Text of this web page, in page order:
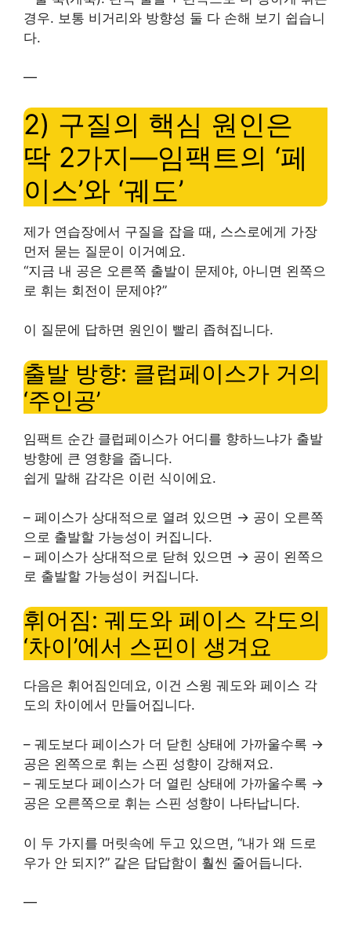
경우. 보통 비거리와 방향성 둘 다 손해 보기 쉽습니
다.
—
2) 구질의 핵심 원인은
딱 2가지—임팩트의 ‘페
이스’와 ‘궤도’
제가 연습장에서 구질을 잡을 때, 스스로에게 가장
먼저 묻는 질문이 이거예요.
“지금 내 공은 오른쪽 출발이 문제야, 아니면 왼쪽으
로 휘는 회전이 문제야?”
이 질문에 답하면 원인이 빨리 좁혀집니다.
출발 방향: 클럽페이스가 거의
‘주인공’
임팩트 순간 클럽페이스가 어디를 향하느냐가 출발
방향에 큰 영향을 줍니다.
쉽게 말해 감각은 이런 식이에요.
– 페이스가 상대적으로 열려 있으면 → 공이 오른쪽
으로 출발할 가능성이 커집니다.
– 페이스가 상대적으로 닫혀 있으면 → 공이 왼쪽으
로 출발할 가능성이 커집니다.
휘어짐: 궤도와 페이스 각도의
‘차이’에서 스핀이 생겨요
다음은 휘어짐인데요, 이건 스윙 궤도와 페이스 각
도의 차이에서 만들어집니다.
– 궤도보다 페이스가 더 닫힌 상태에 가까울수록 →
공은 왼쪽으로 휘는 스핀 성향이 강해져요.
– 궤도보다 페이스가 더 열린 상태에 가까울수록 →
공은 오른쪽으로 휘는 스핀 성향이 나타납니다.
이 두 가지를 머릿속에 두고 있으면, “내가 왜 드로
우가 안 되지?” 같은 답답함이 훨씬 줄어듭니다.
—